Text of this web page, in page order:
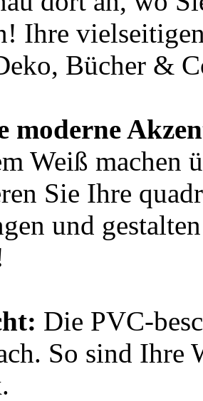
Ihre
Bücher &
moderne
Weiß machen
Sie Ihre
und
Die PVC-
So sind Ihre